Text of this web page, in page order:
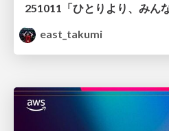
east_takumi